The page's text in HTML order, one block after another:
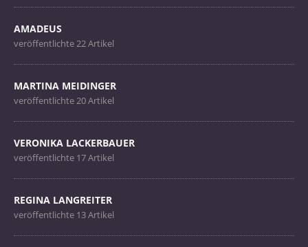
AMADEUS
veröffentlichte 22 Artikel
MARTINA MEIDINGER
veröffentlichte 20 Artikel
VERONIKA LACKERBAUER
veröffentlichte 17 Artikel
REGINA LANGREITER
veröffentlichte 13 Artikel